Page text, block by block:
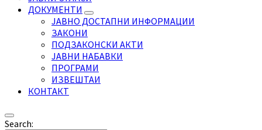
ДОКУМЕНТИ
ЈАВНО ДОСТАПНИ ИНФОРМАЦИИ
ЗАКОНИ
ПОДЗАКОНСКИ АКТИ
ЈАВНИ НАБАВКИ
ПРОГРАМИ
ИЗВЕШТАИ
КОНТАКТ
Search: